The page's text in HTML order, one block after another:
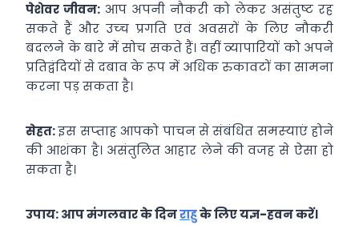
पेशेवर जीवन: आप अपनी नौकरी को लेकर असंतुष्ट रह
सकते हैं और उच्‍च प्रगति एवं अवसरों के लिए नौकरी
बदलने के बारे में सोच सकते हैं। वहीं व्‍यापारियों को अपने
प्रतिद्वंदियों से दबाव के रूप में अधिक रुकावटों का सामना
करना पड़ सकता है।
सेहत:इस सप्‍ताह आपको पाचन से संबंधित समस्‍याएं होने
की आशंका है। असंतुलित आहार लेने की वजह से ऐसा हो
सकता है।
उपाय: आप मंगलवार के दिनराहुके लिए यज्ञ-हवन करें।